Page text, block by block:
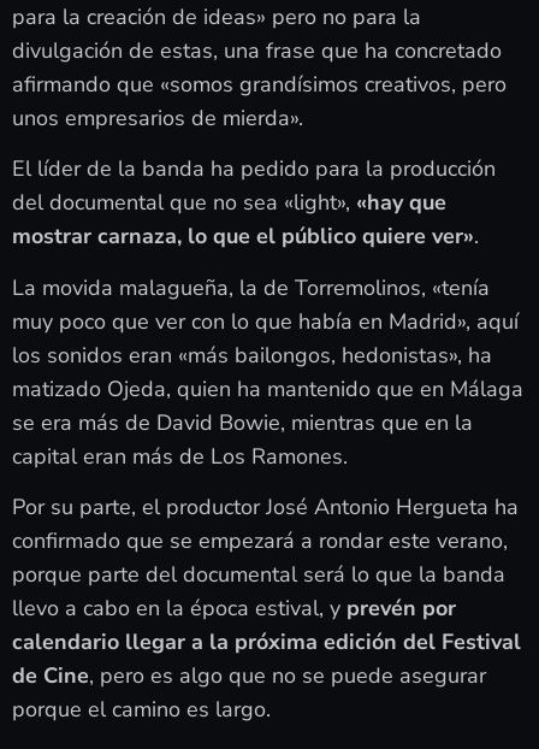
para la creación de ideas» pero no para la
divulgación de estas, una frase que ha concretado
afirmando que «somos grandísimos creativos, pero
unos empresarios de mierda».
El líder de la banda ha pedido para la producción
del documental que no sea «light», «hay que
mostrar carnaza, lo que el público quiere ver».
La movida malagueña, la de Torremolinos, «tenía
muy poco que ver con lo que había en Madrid», aquí
los sonidos eran «más bailongos, hedonistas», ha
matizado Ojeda, quien ha mantenido que en Málaga
se era más de David Bowie, mientras que en la
capital eran más de Los Ramones.
Por su parte, el productor José Antonio Hergueta ha
confirmado que se empezará a rondar este verano,
porque parte del documental será lo que la banda
llevo a cabo en la época estival, y prevén por
calendario llegar a la próxima edición del Festival
de Cine, pero es algo que no se puede asegurar
porque el camino es largo.